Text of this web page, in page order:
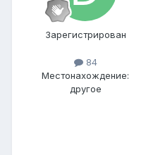
Зарегистрирован
84
Местонахождение:
другое